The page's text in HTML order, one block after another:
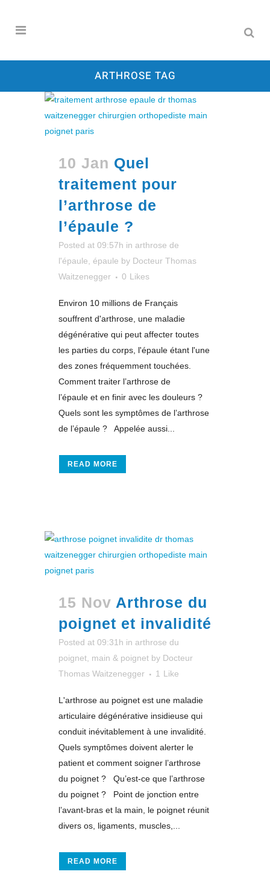
ARTHROSE TAG
10 Jan Quel
traitement pour
l’arthrose de
l’épaule ?
Posted at 09:57h in arthrose de
l'épaule épaule by Docteur Thomas
Waitzenegger
0 Likes
Environ 10 millions de Français
souffrent d'arthrose, une maladie
dégénérative qui peut affecter toutes
les parties du corps, l'épaule étant l'une
des zones fréquemment touchées.
Comment traiter l’arthrose de
l’épaule et en finir avec les douleurs ?
Quels sont les symptômes de l’arthrose
de l’épaule ? Appelée aussi...
READ MORE
15 Nov Arthrose du
poignet et invalidité
Posted at 09:31h in arthrose du
poignet main & poignet by Docteur
Thomas Waitzenegger
1 Like
L'arthrose au poignet est une maladie
articulaire dégénérative insidieuse qui
conduit inévitablement à une invalidité.
Quels symptômes doivent alerter le
patient et comment soigner l’arthrose
du poignet ? Qu’est-ce que l’arthrose
du poignet ? Point de jonction entre
l’avant-bras et la main, le poignet réunit
divers os, ligaments, muscles,...
READ MORE